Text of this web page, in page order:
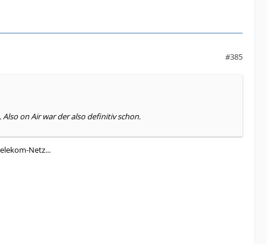
#385
on Air war der also definitiv schon.
Netz...